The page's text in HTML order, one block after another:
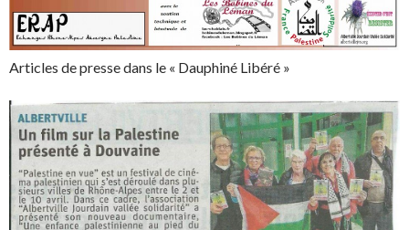
Articles de presse dans le « Dauphiné Libéré »